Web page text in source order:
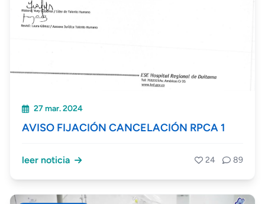
27 mar. 2024
AVISO FIJACIÓN CANCELACIÓN RPCA 1
leer noticia 24 89